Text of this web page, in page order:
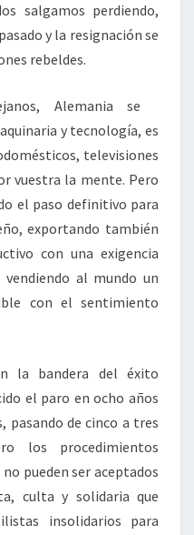
salgamos perdiendo,
y la resignación se
rebeldes.
Alemania se
y tecnología, es
televisiones
vuestra la mente. Pero
el paso definitivo para
exportando también
con una exigencia
al mundo un
con el sentimiento
la bandera del éxito
el paro en ocho años
pasando de cinco a tres
los procedimientos
pueden ser aceptados
culta y solidaria que
insolidarios para